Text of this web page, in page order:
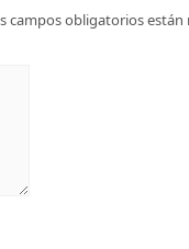
campos obligatorios están